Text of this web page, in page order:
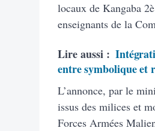
locaux de Kangaba
enseignants de la
Lire aussi :
entre symbolique et
L’annonce, par le
issus des milices et
Forces Armées